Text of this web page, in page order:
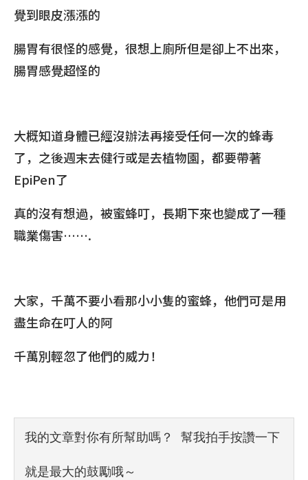
覺到眼皮漲漲的
腸胃有很怪的感覺，很想上廁所但是卻上不出來，
腸胃感覺超怪的
大概知道身體已經沒辦法再接受任何一次的蜂毒
了，之後週末去健行或是去植物園，都要帶著
EpiPen了
真的沒有想過，被蜜蜂叮，長期下來也變成了一種
職業傷害…….
大家，千萬不要小看那小小隻的蜜蜂，他們可是用
盡生命在叮人的阿
千萬別輕忽了他們的威力！
我的文章對你有所幫助嗎？ 幫我拍手按讚一下
就是最大的鼓勵哦～